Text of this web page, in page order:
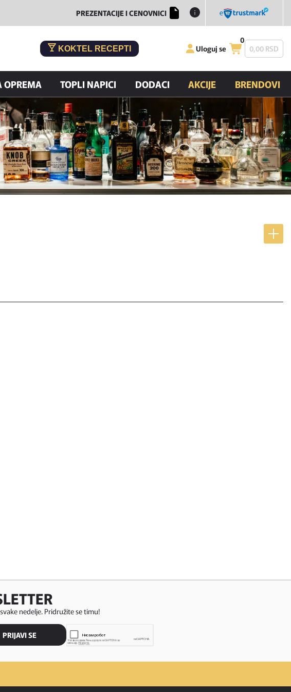
PREZENTACIJE I CENOVNICI
KOKTEL RECEPTI Uloguj se
0
0,00 RSD
OPREMA TOPLI NAPICI DODACI AKCIJE BRENDOVI
nedelje. Pridružite se timu!
PRIJAVI SE